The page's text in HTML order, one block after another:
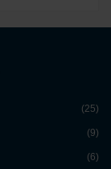
(25)
(9)
(6)